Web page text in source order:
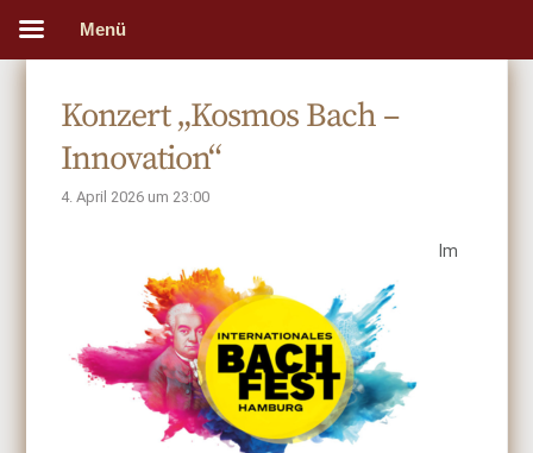
Konzert „Kosmos Bach –
Innovation“
4. April 2026 um 23:00
Im
Menü